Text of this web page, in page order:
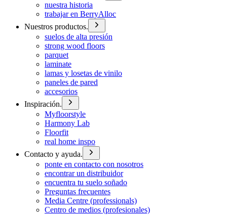
nuestra historia
trabajar en BerryAlloc
Nuestros productos.
suelos de alta presión
strong wood floors
parquet
laminate
lamas y losetas de vinilo
paneles de pared
accesorios
Inspiración.
Myfloorstyle
Harmony Lab
Floorfit
real home inspo
Contacto y ayuda.
ponte en contacto con nosotros
encontrar un distribuidor
encuentra tu suelo soñado
Preguntas frecuentes
Media Centre (professionals)
Centro de medios (profesionales)